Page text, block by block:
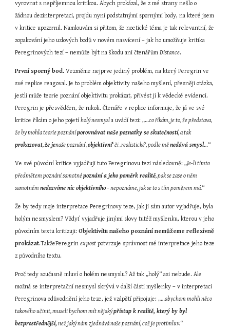
vyrovnat s nepříjemnou kritikou. Abych prokázal, že z mé strany nešlo o
žádnou dezinterpretaci, projdu nyní podstatnými spornými body, na které jsem
v kritice upozornil. Namlouvám si přitom, že noetické téma je tak relevantní, že
zopakování jeho uzlových bodů v novém nasvícení – jak ho umožňuje kritika
Peregrinových tezí – nemůže být na škodu ani čtenářům Distance.
První sporný bod. Vezměme nejprve jediný problém, na který Peregrin ve
své replice reagoval. Je to problém objektivity našeho myšlení, přesněji otázka,
jestli může teorie poznání objektivitu prokázat, přivést ji k vědecké evidenci.
Peregrin je přesvědčen, že nikoli. Čtenáře v replice informuje, že já ve své
kritice říkám o jeho pojetí holý nesmysl a uvádí tezi: „…co říkám, je to, že představa,
že by mohla teorie poznání porovnávat naše poznatky se skutečností
, a tak
prokazovat, že jenaše poznání ‚objektivní‘ či ‚realistické‘, podle mě nedává smysl…“
Ve své původní kritice vyjadřuji tuto Peregrinovu tezi následovně: „Je-li tímto
předmětem poznání samotné poznání a jeho poměrk realitě, pak se zase o něm
samotném nedozvíme nic objektivního – nepoznáme, jak se to s tím poměrem má.“
Že by tedy moje interpretace Peregrinovy teze, jak ji sám autor vyjadřuje, byla
holým nesmyslem? Vždyť vyjadřuje jinými slovy tutéž myšlenku, kterou v jeho
původním textu kritizuji: Objektivitu našeho poznání nemůžeme reflexivně
prokázat.TakžePeregrin ex post potvrzuje správnost mé interpretace jeho teze
z původního textu.
Proč tedy současně mluví o holém nesmyslu? Až tak „holý“ asi nebude. Ale
možná se interpretační nesmysl skrývá v další části myšlenky – v interpretaci
Peregrinova odůvodnění jeho teze, jež vzápětí připojuje: „…abychom mohli něco
takového učinit, museli bychom mít nějaký přístup k realitě, který by byl
bezprostřednější, než jaký nám zjednává naše poznání, což je protimluv.“